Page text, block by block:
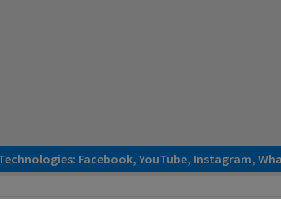
Facebook, YouTube, Instagram,